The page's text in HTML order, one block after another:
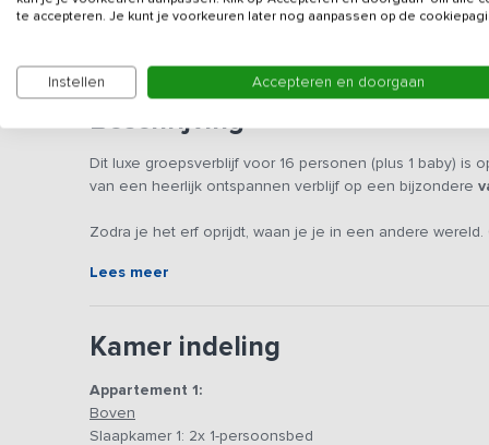
Gegevens van de
Beschrijving
Dit luxe groepsverblijf voor 16 personen (plus 1 baby)
van een heerlijk ontspannen verblijf op een bijzondere
Zodra je het erf oprijdt, waan je je in een andere
glijbaan, schommel en trampoline. Er zijn skelters,
De gerenoveerde boerderij is voorzien van alle comfort
Hierdoor kun je met maximaal 16 personen (plus 1
Het grootste appartement is ruim genoeg om met z’n
woonkamer/woonkeuken is het heerlijk toeven. De
Lees meer
Kamer indeling
Appartement 1:
Boven
Slaapkamer 1: 2x 1-persoonsbed
te accepteren. Je kunt je voorkeuren later nog aanpassen op de
Instellen Accepteren en doorgaan